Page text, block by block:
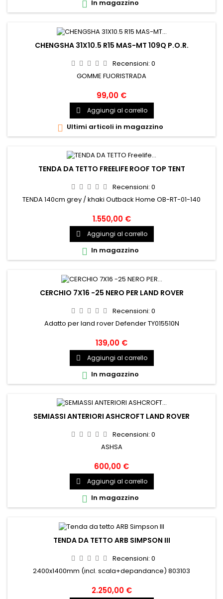
 In magazzino
CHENGSHA 31X10.5 R15 MAS-MT 109Q P.O.R.
Recensioni: 0
GOMME FUORISTRADA
99,00 €
 Aggiungi al carrello
 Ultimi articoli in magazzino
TENDA DA TETTO FREELIFE ROOF TOP TENT
Recensioni: 0
TENDA 140cm grey / khaki Outback Home OB-RT-01-140
1.550,00 €
 Aggiungi al carrello
 In magazzino
CERCHIO 7X16 -25 NERO PER LAND ROVER
Recensioni: 0
Adatto per land rover Defender TY015510N
139,00 €
 Aggiungi al carrello
 In magazzino
SEMIASSI ANTERIORI ASHCROFT LAND ROVER
Recensioni: 0
ASHSA
600,00 €
 Aggiungi al carrello
 In magazzino
TENDA DA TETTO ARB SIMPSON III
Recensioni: 0
2400x1400mm (incl. scala+depandance) 803103
2.250,00 €